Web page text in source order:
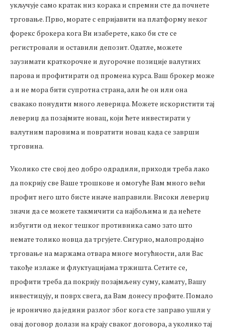
укључује само кратак низ корака и спремни сте да почнете
трговање. Прво, морате с епријавити на платформу неког
форекс брокера кога Ви изаберете, како би сте се
регистровали и оставили депозит. Одатле, можете
заузимати краткорочне и дугорочне позиције валутних
парова и профитирати од промена курса. Ваш брокер може
а и не мора бити супротна страна, али ће он или она
свакако понудити много левериџа. Можете искористити тај
левериџ да позајмите новац, који ћете инвестирати у
валутним паровима и повратити новац када се заврши
трговина.
Уколико сте свој део добро одрадили, приходи треба лако
да покрију све Ваше трошкове и омогуће Вам много већи
профит него што бисте иначе направили. Високи левериџ
значи да се можете такмичити са најбољима и да нећете
избугити од неког тешког противника само зато што
немате толико новца да тргујете. Сигурно, малопродајно
трговање на маржама отвара многе могућности, али Вас
такође излаже и флуктуацијама тржишта. Сетите се,
профити треба да покрију позајмљену суму, камату, Вашу
инвестицују, и поврх свега, да Вам донесу профите. Помало
је иронично да једини разлог због кога сте заправо ушли у
овај договор долази на крају сваког договора, а уколико тај